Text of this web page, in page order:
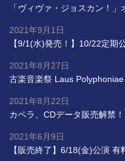
「ヴィヴァ・ジョスカン！
【9/1(水)発売！】10/22定期
2021年9月1日
古楽音楽祭 Laus
2021年8月27日
カペラ、CDデータ販売解禁！
2021年8月22日
【販売終了】6/18(金)公演
2021年6月9日